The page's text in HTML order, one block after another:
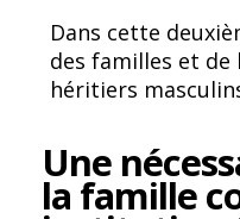
e
b
o
k
e
sk
Dans cette
des familles et
héritiers
Une
la famille